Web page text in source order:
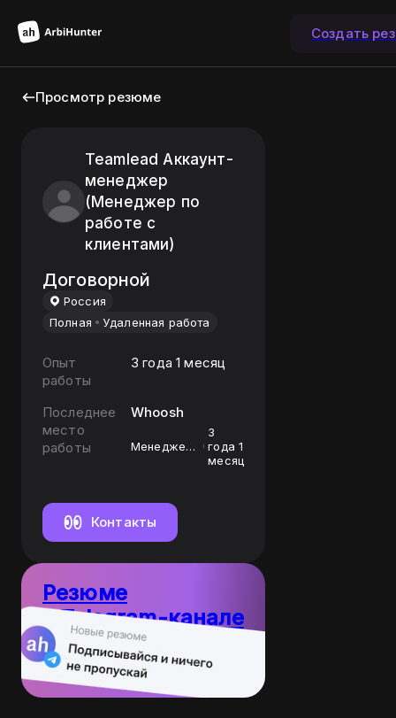
Создать
Просмотр резюме
Teamlead Аккаунт-
менеджер
(Менеджер по
работе с
клиентами)
Договорной
Россия
Полная
Удаленная работа
Опыт
работы
3 года 1 месяц
Последнее
место
работы
Whoosh
Менеджер
3
года 1
месяц
Контакты
Резюме
в Telegram-канале
10
резюме
Пост каждый
день